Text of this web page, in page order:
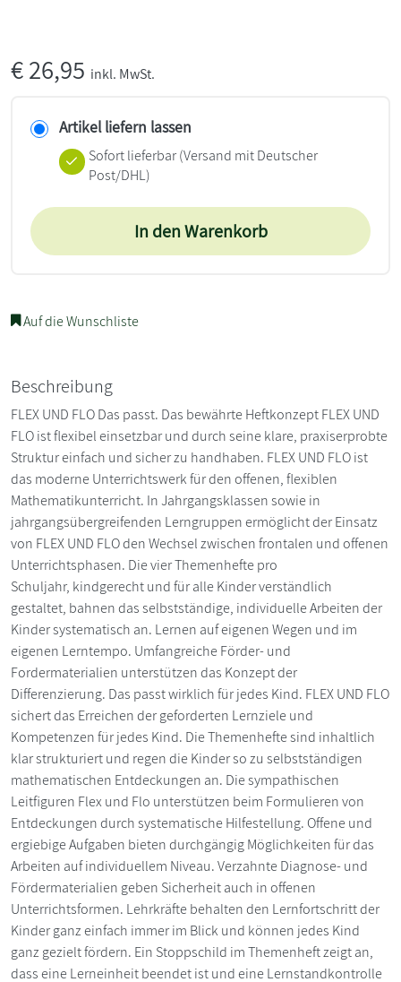
€26,95 inkl. MwSt.
Artikel liefern lassen
Sofort lieferbar(Versand mit Deutscher
Post/DHL)
In den Warenkorb
Auf die Wunschliste
Beschreibung
FLEX UND FLO Das passt. Das bewährte Heftkonzept FLEX UND
FLO ist flexibel einsetzbar und durch seine klare, praxiserprobte
Struktur einfach und sicher zu handhaben. FLEX UND FLO ist
das moderne Unterrichtswerk für den offenen, flexiblen
Mathematikunterricht. In Jahrgangsklassen sowie in
jahrgangsübergreifenden Lerngruppen ermöglicht der Einsatz
von FLEX UND FLO den Wechsel zwischen frontalen und offenen
Unterrichtsphasen. Die vier Themenhefte pro
Schuljahr, kindgerecht und für alle Kinder verständlich
gestaltet, bahnen das selbstständige, individuelle Arbeiten der
Kinder systematisch an. Lernen auf eigenen Wegen und im
eigenen Lerntempo. Umfangreiche Förder- und
Fordermaterialien unterstützen das Konzept der
Differenzierung. Das passt wirklich für jedes Kind. FLEX UND FLO
sichert das Erreichen der geforderten Lernziele und
Kompetenzen für jedes Kind. Die Themenhefte sind inhaltlich
klar strukturiert und regen die Kinder so zu selbstständigen
mathematischen Entdeckungen an. Die sympathischen
Leitfiguren Flex und Flo unterstützen beim Formulieren von
Entdeckungen durch systematische Hilfestellung. Offene und
ergiebige Aufgaben bieten durchgängig Möglichkeiten für das
Arbeiten auf individuellem Niveau. Verzahnte Diagnose- und
Fördermaterialien geben Sicherheit auch in offenen
Unterrichtsformen. Lehrkräfte behalten den Lernfortschritt der
Kinder ganz einfach immer im Blick und können jedes Kind
ganz gezielt fördern. Ein Stoppschild im Themenheft zeigt an,
dass eine Lerneinheit beendet ist und eine Lernstandkontrolle